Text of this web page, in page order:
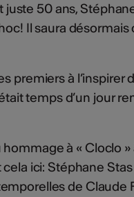
juste 50 ans,
Il saura désormais
premiers à l’inspirer
temps d’un jour
à « Cloclo
ici: Stéphane
de Claude